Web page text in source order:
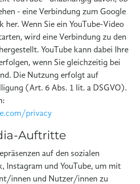
- eine Verbindung zum Google
Wenn Sie ein YouTube-Video
wird eine Verbindung zu den
YouTube kann dabei Ihre
wenn Sie gleichzeitig bei
Die Nutzung erfolgt auf
(Art. 6 Abs. 1 lit. a DSGVO).
privacy
Auftritte
auf den sozialen
Instagram und YouTube, um mit
innen und Nutzer/innen zu